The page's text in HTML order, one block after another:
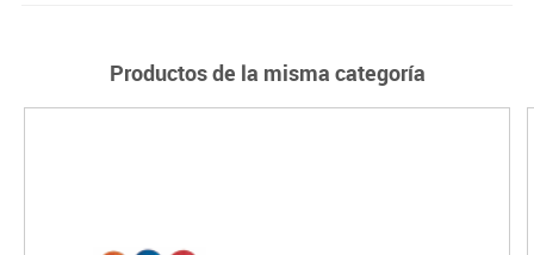
Productos de la misma categoría